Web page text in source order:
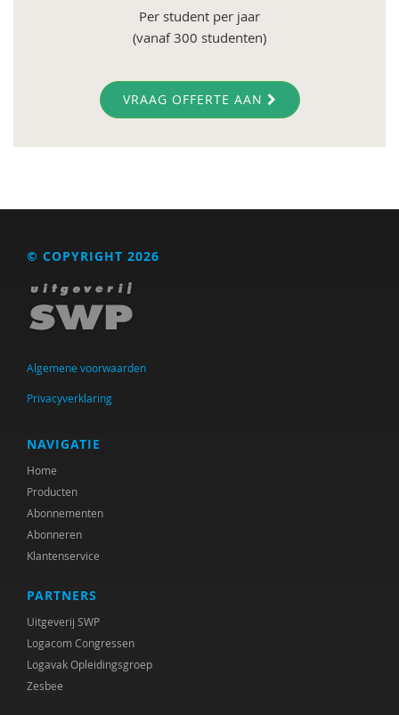
Per student per jaar
(vanaf 300 studenten)
VRAAG OFFERTE AAN
© COPYRIGHT 2026
Algemene voorwaarden
Privacyverklaring
NAVIGATIE
Home
Producten
Abonnementen
Abonneren
Klantenservice
PARTNERS
Uitgeverij SWP
Logacom Congressen
Logavak Opleidingsgroep
Zesbee